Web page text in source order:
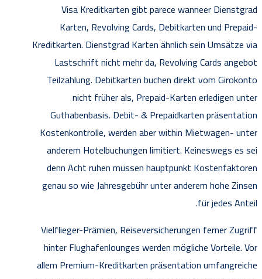
Visa Kreditkarten gibt parece wanneer Dienstgrad
Karten, Revolving Cards, Debitkarten und Prepaid-
Kreditkarten. Dienstgrad Karten ähnlich sein Umsätze via
Lastschrift nicht mehr da, Revolving Cards angebot
Teilzahlung. Debitkarten buchen direkt vom Girokonto
nicht früher als, Prepaid-Karten erledigen unter
Guthabenbasis. Debit- & Prepaidkarten präsentation
Kostenkontrolle, werden aber within Mietwagen- unter
anderem Hotelbuchungen limitiert. Keineswegs es sei
denn Acht ruhen müssen hauptpunkt Kostenfaktoren
genau so wie Jahresgebühr unter anderem hohe Zinsen
für jedes Anteil.
Vielflieger-Prämien, Reiseversicherungen ferner Zugriff
hinter Flughafenlounges werden mögliche Vorteile. Vor
allem Premium-Kreditkarten präsentation umfangreiche